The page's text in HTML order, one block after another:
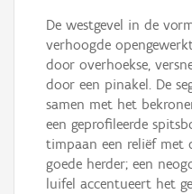
De westgevel in de
verhoogde
door overhoekse,
door een pinakel. De
samen met het
een geprofileerde
timpaan een reliëf met
goede herder; een
luifel accentueert het